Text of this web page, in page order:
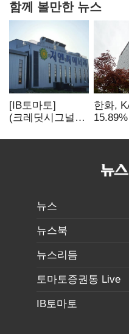
함께 볼만한 뉴스
[IB토마토]
(크레딧시그널)
데이터센터 타고
한화,
신청
뉴스
뉴스북
뉴스리듬
토마토증권통 Live
IB토마토